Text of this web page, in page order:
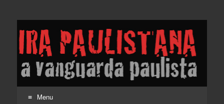
Lira Paulistana e a
vanguarda paulista
Menu